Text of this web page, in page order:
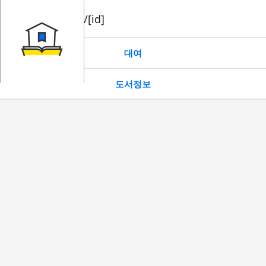
book/rent/[id]
대여
도서정보